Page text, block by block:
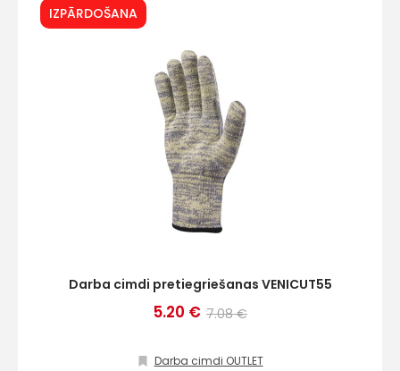
IZPĀRDOŠANA
Darba cimdi pretiegriešanas VENICUT55
5.20 € 7.08 €
Darba cimdi OUTLET